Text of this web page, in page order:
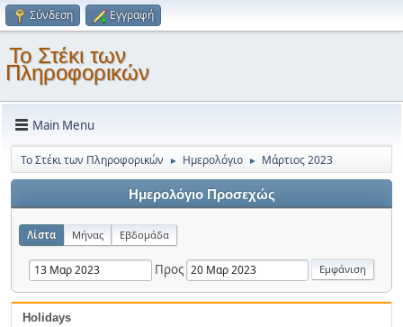
Σύνδεση Εγγραφή
Το Στέκι των
Πληροφορικών
Main Menu
Το Στέκι των Πληροφορικών ► Ημερολόγιο ► Μάρτιος 2023
Ημερολόγιο Προσεχώς
Λίστα Μήνας Εβδομάδα
Προς
Holidays